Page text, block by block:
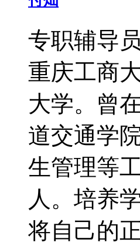
专职辅导
重庆工商
大学。曾
道交通学
生管理等
人。培养
将自己的